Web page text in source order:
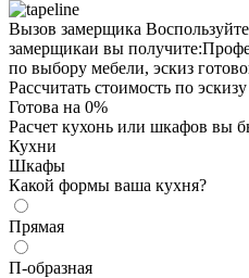
Вызов замерщика
замерщикаи вы
по выбору мебели, эскиз
Рассчитать стоимость по эскизу
Готова на 0%
Расчет кухонь или шкафов вы
Кухни
Шкафы
Какой формы ваша кухня?
Прямая
П-образная